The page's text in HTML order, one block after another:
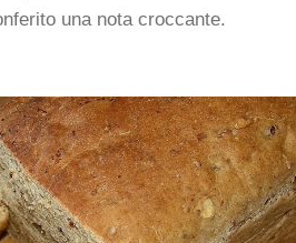
una nota croccante.